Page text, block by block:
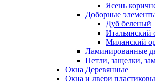
Ясень
Доборные
Дуб беленый
Итальянский
Миланский
Ламинированные
Петли, защелки,
Окна Деревянные
Окна и двери